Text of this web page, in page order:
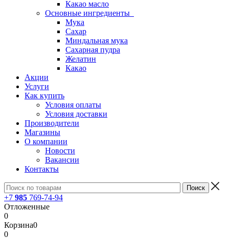
Какао масло
Основные ингредиенты
Мука
Сахар
Миндальная мука
Сахарная пудра
Желатин
Какао
Акции
Услуги
Как купить
Условия оплаты
Условия доставки
Производители
Магазины
О компании
Новости
Вакансии
Контакты
+7 985 769-74-94
Отложенные
0
Корзина0
0